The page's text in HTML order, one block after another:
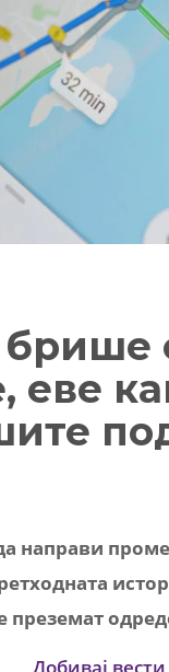
брише
еве
направи
преземат